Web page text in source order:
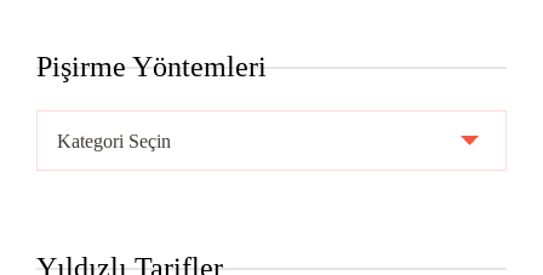
Pişirme Yöntemleri
Yöntemleri
Yıldızlı Tarifler